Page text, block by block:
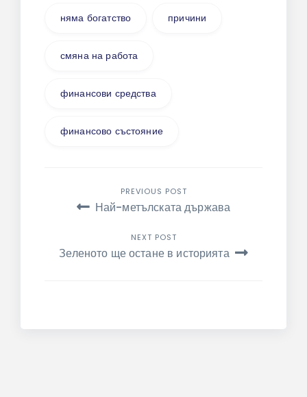
няма богатство причини
смяна на работа
финансови средства
финансово състояние
Навигация
PREVIOUS POST
Най-метълската държава
NEXT POST
Зеленото ще остане в историята